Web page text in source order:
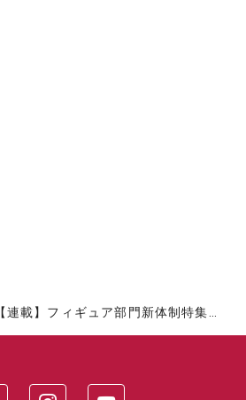
【連載】フィギュア部門新体制特集 新入生インタビュー 第10回 野上しおん